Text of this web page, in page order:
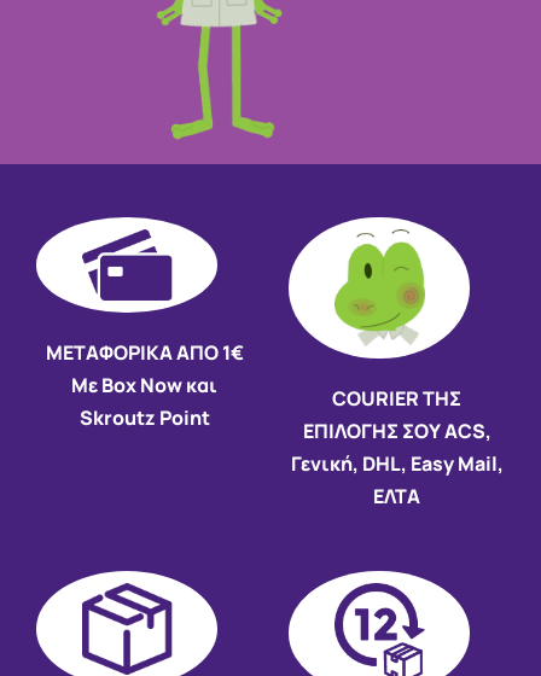
ΜΕΤΑΦΟΡΙΚΑ ΑΠΟ 1€
Με Box Now και
Skroutz Point
COURIER ΤΗΣ
ΕΠΙΛΟΓΗΣ ΣΟΥ ACS,
Γενική, DHL, Easy Mail,
ΕΛΤΑ